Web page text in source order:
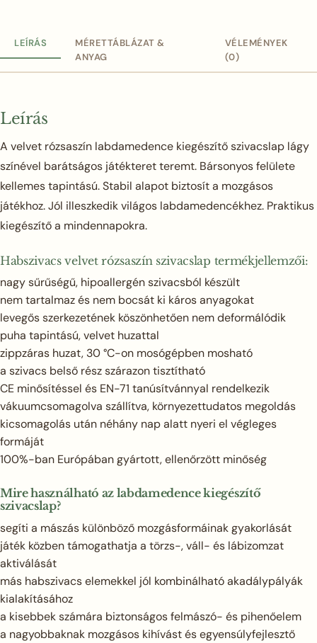
LEÍRÁS
MÉRETTÁBLÁZAT &
ANYAG
VÉLEMÉNYEK
(0)
Leírás
A velvet rózsaszín labdamedence kiegészítő szivacslap lágy
színével barátságos játékteret teremt. Bársonyos felülete
kellemes tapintású. Stabil alapot biztosít a mozgásos
játékhoz. Jól illeszkedik világos labdamedencékhez. Praktikus
kiegészítő a mindennapokra.
Habszivacs velvet rózsaszín szivacslap termékjellemzői:
nagy sűrűségű, hipoallergén szivacsból készült
nem tartalmaz és nem bocsát ki káros anyagokat
levegős szerkezetének köszönhetően nem deformálódik
puha tapintású, velvet huzattal
zippzáras huzat, 30 °C-on mosógépben mosható
a szivacs belső rész szárazon tisztítható
CE minősítéssel és EN-71 tanúsítvánnyal rendelkezik
vákuumcsomagolva szállítva, környezettudatos megoldás
kicsomagolás után néhány nap alatt nyeri el végleges
formáját
100%-ban Európában gyártott, ellenőrzött minőség
Mire használható az labdamedence kiegészítő
szivacslap?
segíti a mászás különböző mozgásformáinak gyakorlását
játék közben támogathatja a törzs-, váll- és lábizomzat
aktiválását
más habszivacs elemekkel jól kombinálható akadálypályák
kialakításához
a kisebbek számára biztonságos felmászó- és pihenőelem
a nagyobbaknak mozgásos kihívást és egyensúlyfejlesztő